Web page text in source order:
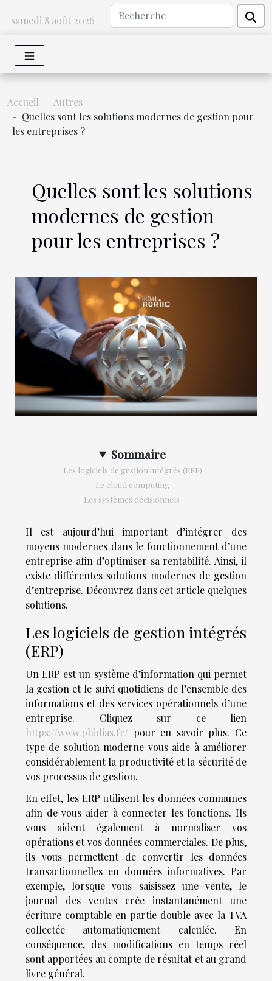
samedi 8 août 2026
Accueil
Autres
Quelles sont les solutions modernes de gestion pour
les entreprises ?
Quelles sont les solutions
modernes de gestion
pour les entreprises ?
Sommaire
Les logiciels de gestion intégrés (ERP)
Le cloud computing
Les systèmes décisionnels
Il est aujourd’hui important d’intégrer des
moyens modernes dans le fonctionnement d’une
entreprise afin d’optimiser sa rentabilité. Ainsi, il
existe différentes solutions modernes de gestion
d’entreprise. Découvrez dans cet article quelques
solutions.
Les logiciels de gestion intégrés
(ERP)
Un ERP est un système d’information qui permet
la gestion et le suivi quotidiens de l’ensemble des
informations et des services opérationnels d’une
entreprise. Cliquez sur ce lien
https://www.phidias.fr/ pour en savoir plus. Ce
type de solution moderne vous aide à améliorer
considérablement la productivité et la sécurité de
vos processus de gestion.
En effet, les ERP utilisent les données communes
afin de vous aider à connecter les fonctions. Ils
vous aident également à normaliser vos
opérations et vos données commerciales. De plus,
ils vous permettent de convertir les données
transactionnelles en données informatives. Par
exemple, lorsque vous saisissez une vente, le
journal des ventes crée instantanément une
écriture comptable en partie double avec la TVA
collectée automatiquement calculée. En
conséquence, des modifications en temps réel
sont apportées au compte de résultat et au grand
livre général.